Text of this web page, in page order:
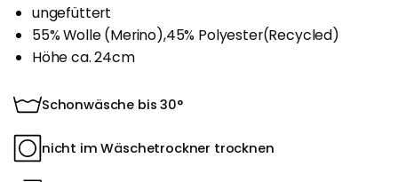
ungefüttert
55% Wolle (Merino),45% Polyester(Recycled)
Höhe ca. 24cm
Schonwäsche bis 30°
nicht im Wäschetrockner trocknen